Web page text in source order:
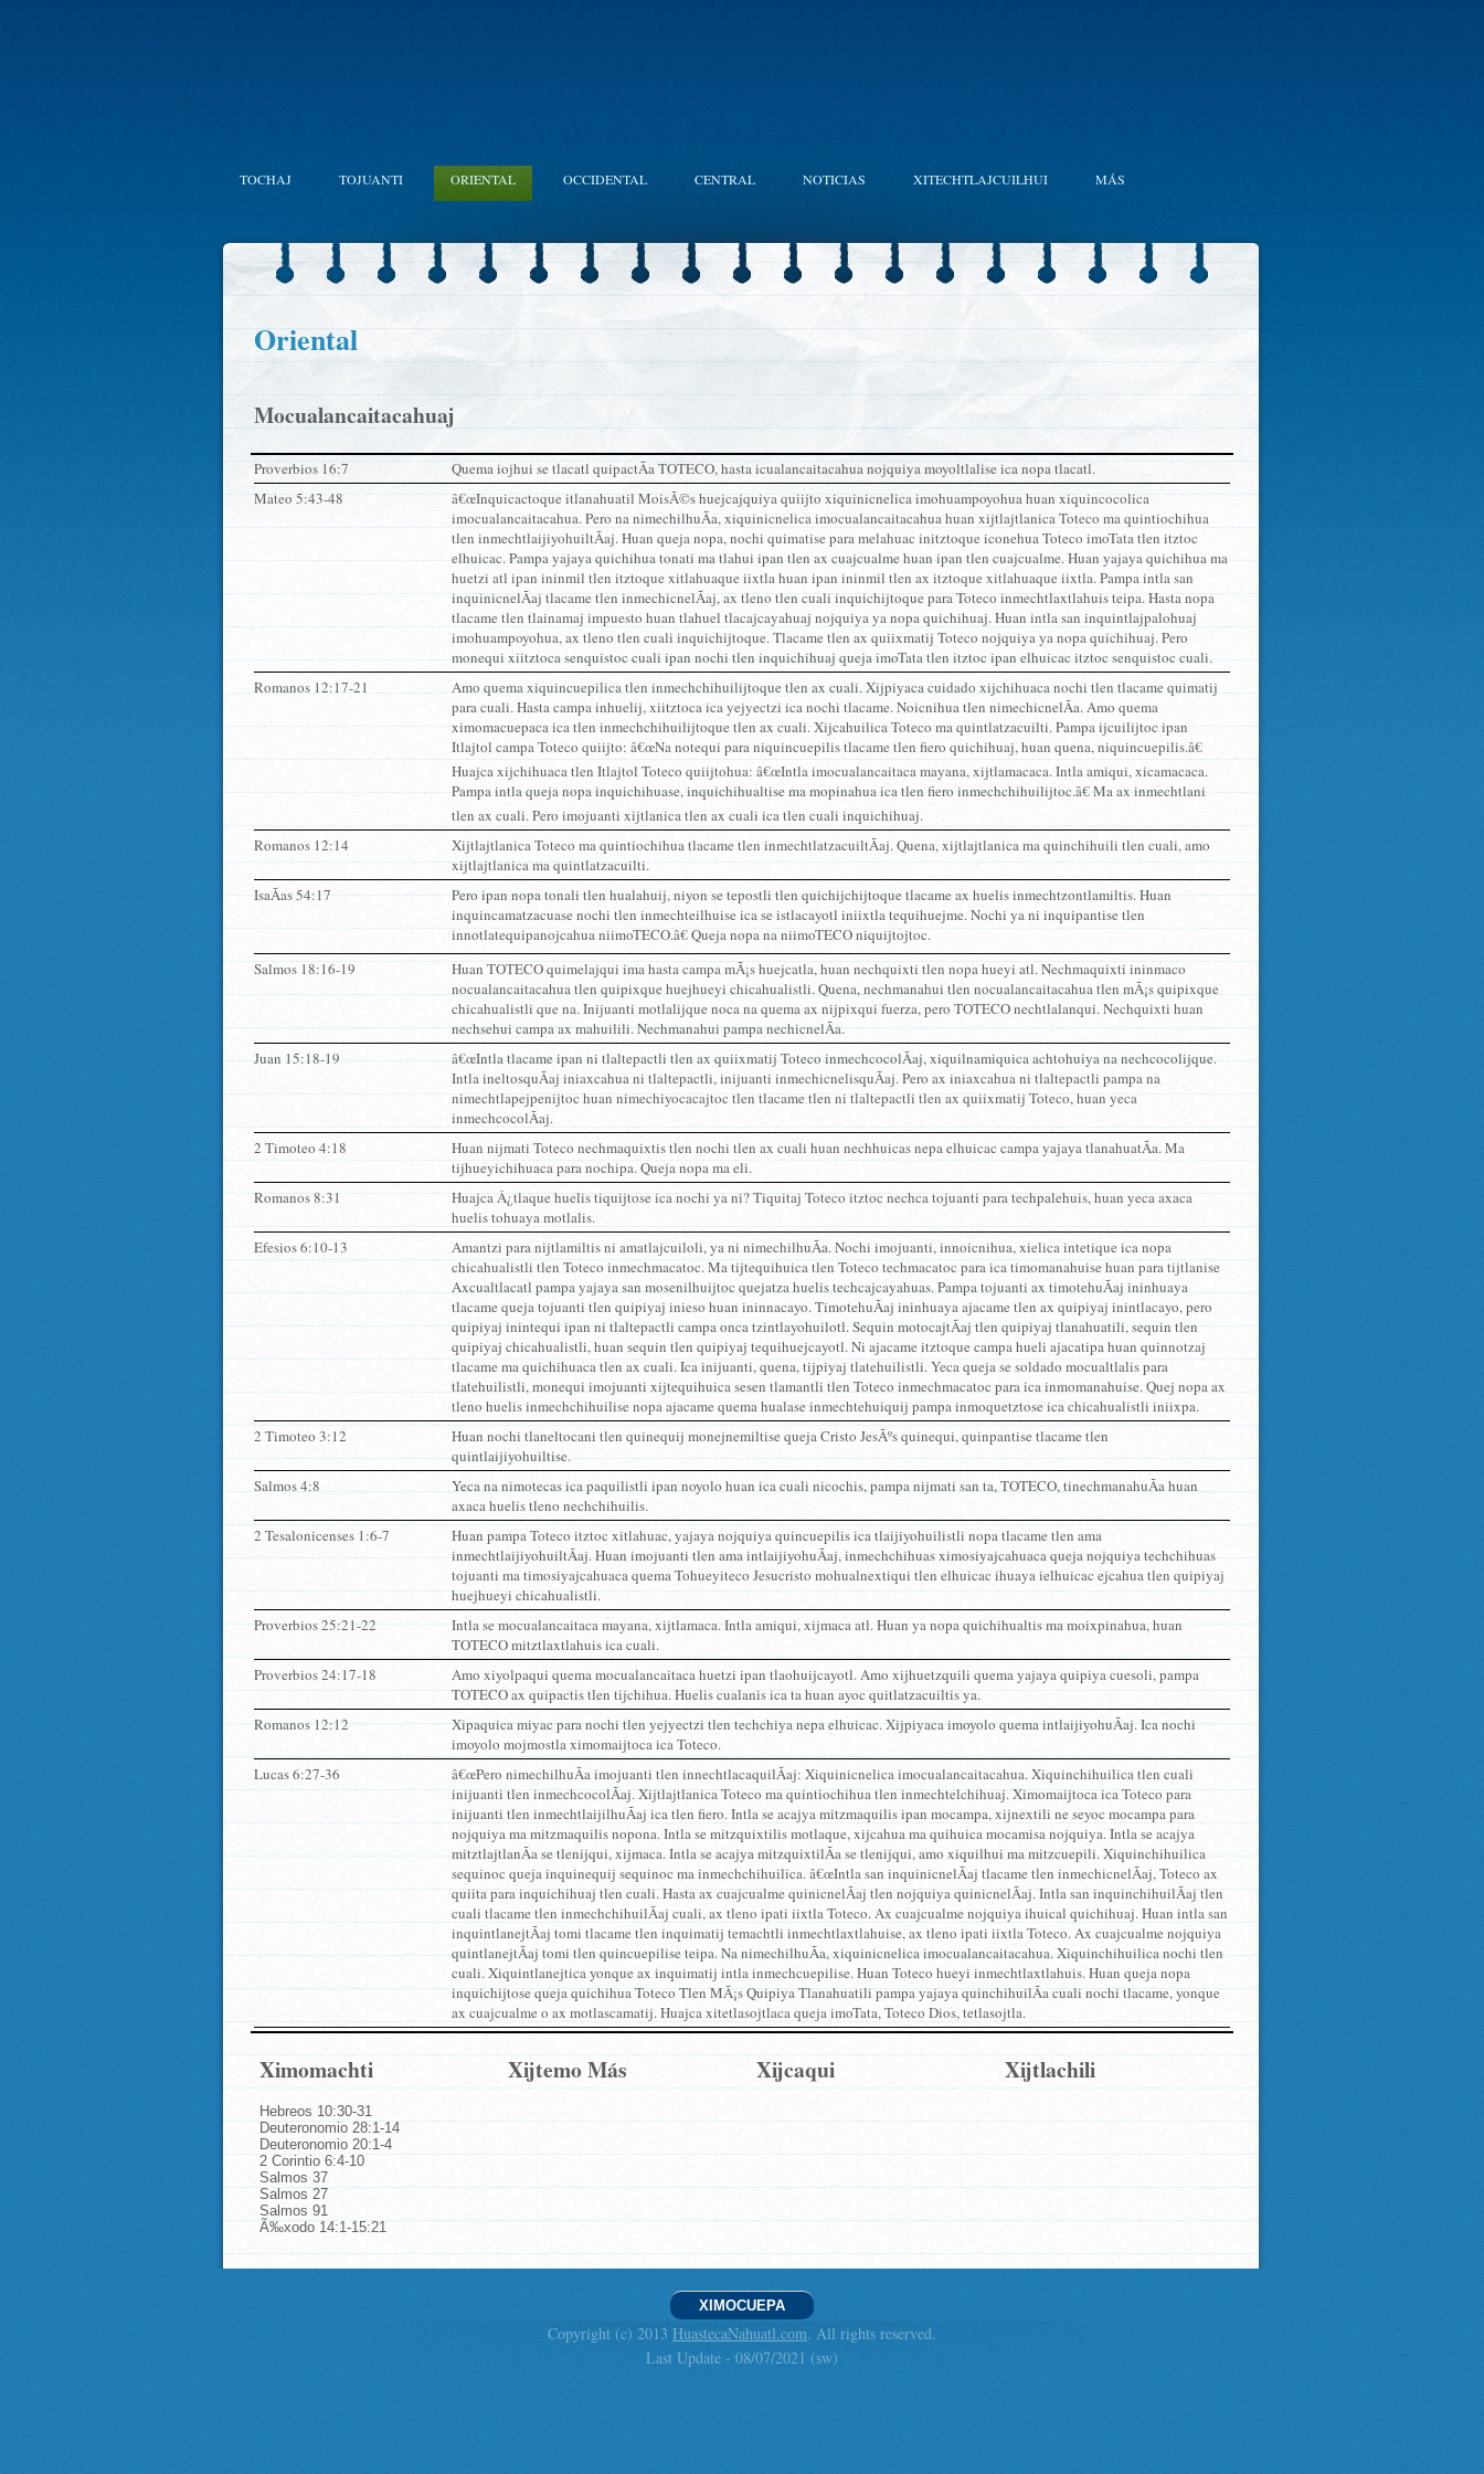
TOCHAJ TOJUANTI ORIENTAL OCCIDENTAL CENTRAL NOTICIAS XITECHTLAJCUILHUI MÁS
Oriental
Mocualancaitacahuaj
Proverbios 16:7
Quema iojhui se tlacatl quipactÃ­a TOTECO, hasta icualancaitacahua nojquiya moyoltlalise ica nopa tlacatl.
Mateo 5:43-48
â€œInquicactoque itlanahuatil MoisÃ©s huejcajquiya quiijto xiquinicnelica imohuampoyohua huan xiquincocolica
imocualancaitacahua. Pero na nimechilhuÃ­a, xiquinicnelica imocualancaitacahua huan xijtlajtlanica Toteco ma quintiochihua
tlen inmechtlaijiyohuiltÃ­aj. Huan queja nopa, nochi quimatise para melahuac initztoque iconehua Toteco imoTata tlen itztoc
elhuicac. Pampa yajaya quichihua tonati ma tlahui ipan tlen ax cuajcualme huan ipan tlen cuajcualme. Huan yajaya quichihua ma
huetzi atl ipan ininmil tlen itztoque xitlahuaque iixtla huan ipan ininmil tlen ax itztoque xitlahuaque iixtla. Pampa intla san
inquinicnelÃ­aj tlacame tlen inmechicnelÃ­aj, ax tleno tlen cuali inquichijtoque para Toteco inmechtlaxtlahuis teipa. Hasta nopa
tlacame tlen tlainamaj impuesto huan tlahuel tlacajcayahuaj nojquiya ya nopa quichihuaj. Huan intla san inquintlajpalohuaj
imohuampoyohua, ax tleno tlen cuali inquichijtoque. Tlacame tlen ax quiixmatij Toteco nojquiya ya nopa quichihuaj. Pero
monequi xiitztoca senquistoc cuali ipan nochi tlen inquichihuaj queja imoTata tlen itztoc ipan elhuicac itztoc senquistoc cuali.
Romanos 12:17-21
Amo quema xiquincuepilica tlen inmechchihuilijtoque tlen ax cuali. Xijpiyaca cuidado xijchihuaca nochi tlen tlacame quimatij
para cuali. Hasta campa inhuelij, xiitztoca ica yejyectzi ica nochi tlacame. Noicnihua tlen nimechicnelÃ­a. Amo quema
ximomacuepaca ica tlen inmechchihuilijtoque tlen ax cuali. Xijcahuilica Toteco ma quintlatzacuilti. Pampa ijcuilijtoc ipan
Itlajtol campa Toteco quiijto: â€œNa notequi para niquincuepilis tlacame tlen fiero quichihuaj, huan quena, niquincuepilis.â€
Huajca xijchihuaca tlen Itlajtol Toteco quiijtohua: â€œIntla imocualancaitaca mayana, xijtlamacaca. Intla amiqui, xicamacaca.
Pampa intla queja nopa inquichihuase, inquichihualtise ma mopinahua ica tlen fiero inmechchihuilijtoc.â€ Ma ax inmechtlani
tlen ax cuali. Pero imojuanti xijtlanica tlen ax cuali ica tlen cuali inquichihuaj.
Romanos 12:14
Xijtlajtlanica Toteco ma quintiochihua tlacame tlen inmechtlatzacuiltÃ­aj. Quena, xijtlajtlanica ma quinchihuili tlen cuali, amo
xijtlajtlanica ma quintlatzacuilti.
IsaÃ­as 54:17
Pero ipan nopa tonali tlen hualahuij, niyon se tepostli tlen quichijchijtoque tlacame ax huelis inmechtzontlamiltis. Huan
inquincamatzacuase nochi tlen inmechteilhuise ica se istlacayotl iniixtla tequihuejme. Nochi ya ni inquipantise tlen
innotlatequipanojcahua niimoTECO.â€ Queja nopa na niimoTECO niquijtojtoc.
Salmos 18:16-19
Huan TOTECO quimelajqui ima hasta campa mÃ¡s huejcatla, huan nechquixti tlen nopa hueyi atl. Nechmaquixti ininmaco
nocualancaitacahua tlen quipixque huejhueyi chicahualistli. Quena, nechmanahui tlen nocualancaitacahua tlen mÃ¡s quipixque
chicahualistli que na. Inijuanti motlalijque noca na quema ax nijpixqui fuerza, pero TOTECO nechtlalanqui. Nechquixti huan
nechsehui campa ax mahuilili. Nechmanahui pampa nechicnelÃ­a.
Juan 15:18-19
â€œIntla tlacame ipan ni tlaltepactli tlen ax quiixmatij Toteco inmechcocolÃ­aj, xiquilnamiquica achtohuiya na nechcocolijque.
Intla ineltosquÃ­aj iniaxcahua ni tlaltepactli, inijuanti inmechicnelisquÃ­aj. Pero ax iniaxcahua ni tlaltepactli pampa na
nimechtlapejpenijtoc huan nimechiyocacajtoc tlen tlacame tlen ni tlaltepactli tlen ax quiixmatij Toteco, huan yeca
inmechcocolÃ­aj.
2 Timoteo 4:18
Huan nijmati Toteco nechmaquixtis tlen nochi tlen ax cuali huan nechhuicas nepa elhuicac campa yajaya tlanahuatÃ­a. Ma
tijhueyichihuaca para nochipa. Queja nopa ma eli.
Romanos 8:31
Huajca Â¿tlaque huelis tiquijtose ica nochi ya ni? Tiquitaj Toteco itztoc nechca tojuanti para techpalehuis, huan yeca axaca
huelis tohuaya motlalis.
Efesios 6:10-13
Amantzi para nijtlamiltis ni amatlajcuiloli, ya ni nimechilhuÃ­a. Nochi imojuanti, innoicnihua, xielica intetique ica nopa
chicahualistli tlen Toteco inmechmacatoc. Ma tijtequihuica tlen Toteco techmacatoc para ica timomanahuise huan para tijtlanise
Axcualtlacatl pampa yajaya san mosenilhuijtoc quejatza huelis techcajcayahuas. Pampa tojuanti ax timotehuÃ­aj ininhuaya
tlacame queja tojuanti tlen quipiyaj inieso huan ininnacayo. TimotehuÃ­aj ininhuaya ajacame tlen ax quipiyaj inintlacayo, pero
quipiyaj inintequi ipan ni tlaltepactli campa onca tzintlayohuilotl. Sequin motocajtÃ­aj tlen quipiyaj tlanahuatili, sequin tlen
quipiyaj chicahualistli, huan sequin tlen quipiyaj tequihuejcayotl. Ni ajacame itztoque campa hueli ajacatipa huan quinnotzaj
tlacame ma quichihuaca tlen ax cuali. Ica inijuanti, quena, tijpiyaj tlatehuilistli. Yeca queja se soldado mocualtlalis para
tlatehuilistli, monequi imojuanti xijtequihuica sesen tlamantli tlen Toteco inmechmacatoc para ica inmomanahuise. Quej nopa ax
tleno huelis inmechchihuilise nopa ajacame quema hualase inmechtehuiquij pampa inmoquetztose ica chicahualistli iniixpa.
2 Timoteo 3:12
Huan nochi tlaneltocani tlen quinequij monejnemiltise queja Cristo JesÃºs quinequi, quinpantise tlacame tlen
quintlaijiyohuiltise.
Salmos 4:8
Yeca na nimotecas ica paquilistli ipan noyolo huan ica cuali nicochis, pampa nijmati san ta, TOTECO, tinechmanahuÃ­a huan
axaca huelis tleno nechchihuilis.
2 Tesalonicenses 1:6-7
Huan pampa Toteco itztoc xitlahuac, yajaya nojquiya quincuepilis ica tlaijiyohuilistli nopa tlacame tlen ama
inmechtlaijiyohuiltÃ­aj. Huan imojuanti tlen ama intlaijiyohuÃ­aj, inmechchihuas ximosiyajcahuaca queja nojquiya techchihuas
tojuanti ma timosiyajcahuaca quema Tohueyiteco Jesucristo mohualnextiqui tlen elhuicac ihuaya ielhuicac ejcahua tlen quipiyaj
huejhueyi chicahualistli.
Proverbios 25:21-22
Intla se mocualancaitaca mayana, xijtlamaca. Intla amiqui, xijmaca atl. Huan ya nopa quichihualtis ma moixpinahua, huan
TOTECO mitztlaxtlahuis ica cuali.
Proverbios 24:17-18
Amo xiyolpaqui quema mocualancaitaca huetzi ipan tlaohuijcayotl. Amo xijhuetzquili quema yajaya quipiya cuesoli, pampa
TOTECO ax quipactis tlen tijchihua. Huelis cualanis ica ta huan ayoc quitlatzacuiltis ya.
Romanos 12:12
Xipaquica miyac para nochi tlen yejyectzi tlen techchiya nepa elhuicac. Xijpiyaca imoyolo quema intlaijiyohuÃ­aj. Ica nochi
imoyolo mojmostla ximomaijtoca ica Toteco.
Lucas 6:27-36
â€œPero nimechilhuÃ­a imojuanti tlen innechtlacaquilÃ­aj: Xiquinicnelica imocualancaitacahua. Xiquinchihuilica tlen cuali
inijuanti tlen inmechcocolÃ­aj. Xijtlajtlanica Toteco ma quintiochihua tlen inmechtelchihuaj. Ximomaijtoca ica Toteco para
inijuanti tlen inmechtlaijilhuÃ­aj ica tlen fiero. Intla se acajya mitzmaquilis ipan mocampa, xijnextili ne seyoc mocampa para
nojquiya ma mitzmaquilis nopona. Intla se mitzquixtilis motlaque, xijcahua ma quihuica mocamisa nojquiya. Intla se acajya
mitztlajtlanÃ­a se tlenijqui, xijmaca. Intla se acajya mitzquixtilÃ­a se tlenijqui, amo xiquilhui ma mitzcuepili. Xiquinchihuilica
sequinoc queja inquinequij sequinoc ma inmechchihuilica. â€œIntla san inquinicnelÃ­aj tlacame tlen inmechicnelÃ­aj, Toteco ax
quiita para inquichihuaj tlen cuali. Hasta ax cuajcualme quinicnelÃ­aj tlen nojquiya quinicnelÃ­aj. Intla san inquinchihuilÃ­aj tlen
cuali tlacame tlen inmechchihuilÃ­aj cuali, ax tleno ipati iixtla Toteco. Ax cuajcualme nojquiya ihuical quichihuaj. Huan intla san
inquintlanejtÃ­aj tomi tlacame tlen inquimatij temachtli inmechtlaxtlahuise, ax tleno ipati iixtla Toteco. Ax cuajcualme nojquiya
quintlanejtÃ­aj tomi tlen quincuepilise teipa. Na nimechilhuÃ­a, xiquinicnelica imocualancaitacahua. Xiquinchihuilica nochi tlen
cuali. Xiquintlanejtica yonque ax inquimatij intla inmechcuepilise. Huan Toteco hueyi inmechtlaxtlahuis. Huan queja nopa
inquichijtose queja quichihua Toteco Tlen MÃ¡s Quipiya Tlanahuatili pampa yajaya quinchihuilÃ­a cuali nochi tlacame, yonque
ax cuajcualme o ax motlascamatij. Huajca xitetlasojtlaca queja imoTata, Toteco Dios, tetlasojtla.
Ximomachti Xijtemo Más Xijcaqui Xijtlachili
Hebreos 10:30-31
Deuteronomio 28:1-14
Deuteronomio 20:1-4
2 Corintio 6:4-10
Salmos 37
Salmos 27
Salmos 91
Ã‰xodo 14:1-15:21
XIMOCUEPA
Copyright (c) 2013 HuastecaNahuatl.com. All rights reserved.
Last Update - 08/07/2021 (sw)